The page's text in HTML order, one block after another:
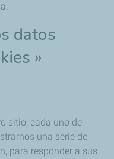
datos
»
sitio, cada uno de
una serie de
para responder a sus